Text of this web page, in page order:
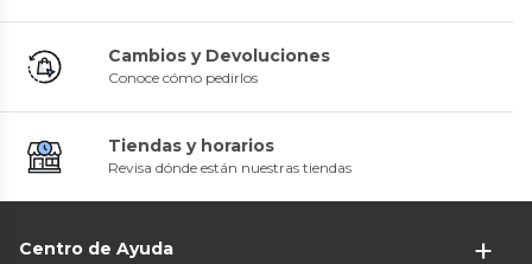
Cambios y Devoluciones
Conoce cómo pedirlos
Tiendas y horarios
Revisa dónde están nuestras tiendas
Centro de Ayuda